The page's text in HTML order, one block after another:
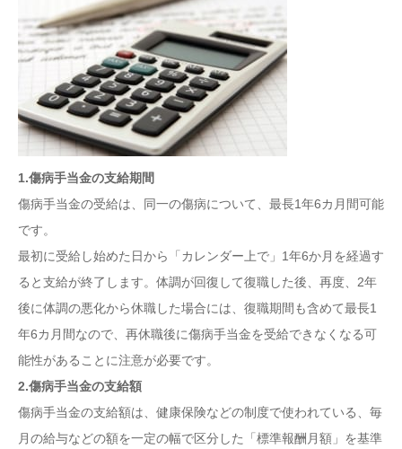
1.傷病手当金の支給期間
傷病手当金の受給は、同一の傷病について、最長1年6カ月間可能
です。
最初に受給し始めた日から「カレンダー上で」1年6か月を経過す
ると支給が終了します。体調が回復して復職した後、再度、2年
後に体調の悪化から休職した場合には、復職期間も含めて最長1
年6カ月間なので、再休職後に傷病手当金を受給できなくなる可
能性があることに注意が必要です。
2.傷病手当金の支給額
傷病手当金の支給額は、健康保険などの制度で使われている、毎
月の給与などの額を一定の幅で区分した「標準報酬月額」を基準